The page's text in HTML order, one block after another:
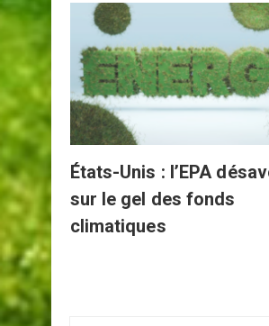
États-Unis : l’EPA
sur le gel des fonds
climatiques